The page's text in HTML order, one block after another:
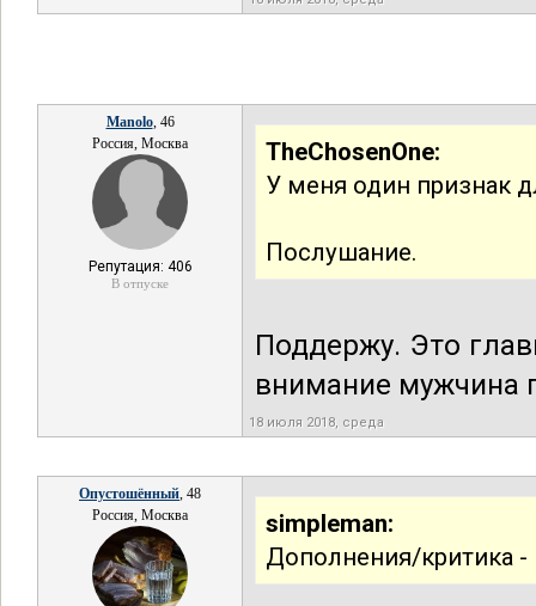
Manolo, 46
Россия, Москва
Репутация: 406
В отпуске
TheChosenOne:
У меня один признак
Послушание.
Поддержу. Это
внимание
18 июля 2018, среда
Опустошённый, 48
Россия, Москва
simpleman:
Дополнения/критика -